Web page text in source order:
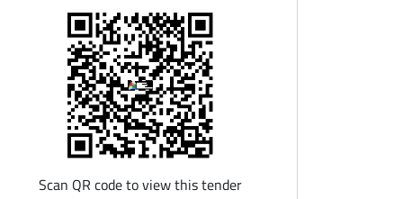
Scan QR code to view this tender